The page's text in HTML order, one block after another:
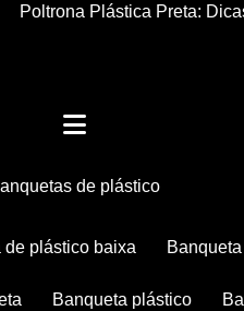
Poltrona Plástica Preta:
banquetas de plástico
de plástico baixa
banqueta plástico